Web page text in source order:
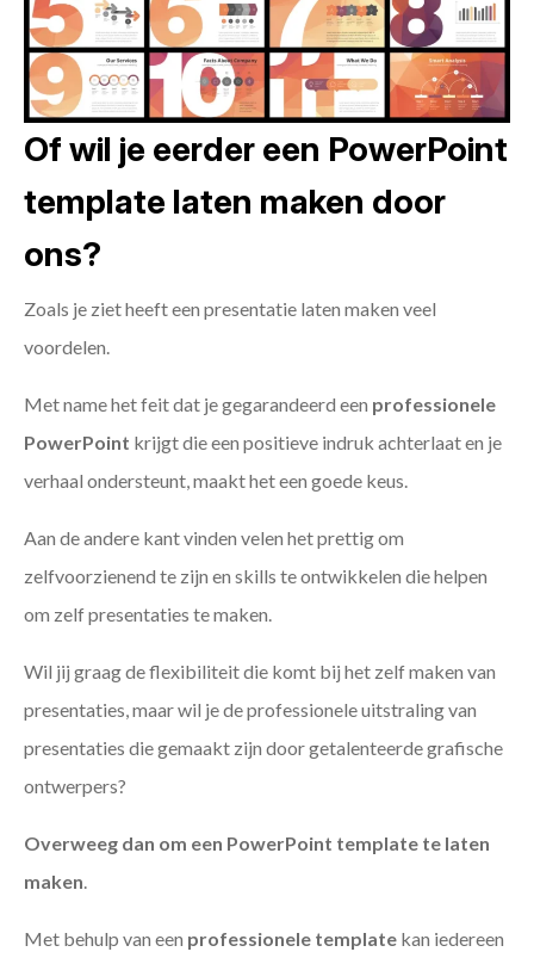
Of wil je eerder een PowerPoint
template laten maken door
ons?
Zoals je ziet heeft een presentatie laten maken veel
voordelen.
Met name het feit dat je gegarandeerd een professionele
PowerPoint krijgt die een positieve indruk achterlaat en je
verhaal ondersteunt, maakt het een goede keus.
Aan de andere kant vinden velen het prettig om
zelfvoorzienend te zijn en skills te ontwikkelen die helpen
om zelf presentaties te maken.
Wil jij graag de flexibiliteit die komt bij het zelf maken van
presentaties, maar wil je de professionele uitstraling van
presentaties die gemaakt zijn door getalenteerde grafische
ontwerpers?
Overweeg dan om een PowerPoint template te laten
maken.
Met behulp van een professionele template kan iedereen